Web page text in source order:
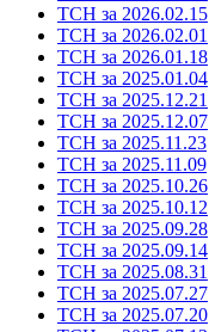
ТСН за 2026.02.15
ТСН за 2026.02.01
ТСН за 2026.01.18
ТСН за 2025.01.04
ТСН за 2025.12.21
ТСН за 2025.12.07
ТСН за 2025.11.23
ТСН за 2025.11.09
ТСН за 2025.10.26
ТСН за 2025.10.12
ТСН за 2025.09.28
ТСН за 2025.09.14
ТСН за 2025.08.31
ТСН за 2025.07.27
ТСН за 2025.07.20